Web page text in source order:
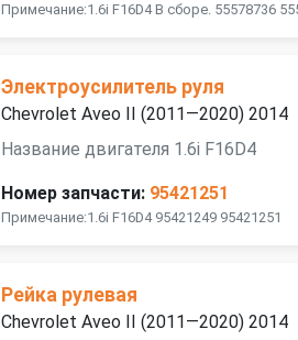
Примечание:1.6i F16D4 В сборе. 55578736
Электроусилитель руля
Chevrolet Aveo II (2011—2020) 2014
Название двигателя 1.6i F16D4
Номер запчасти: 95421251
Примечание:1.6i F16D4 95421249 95421251
Рейка рулевая
Chevrolet Aveo II (2011—2020) 2014